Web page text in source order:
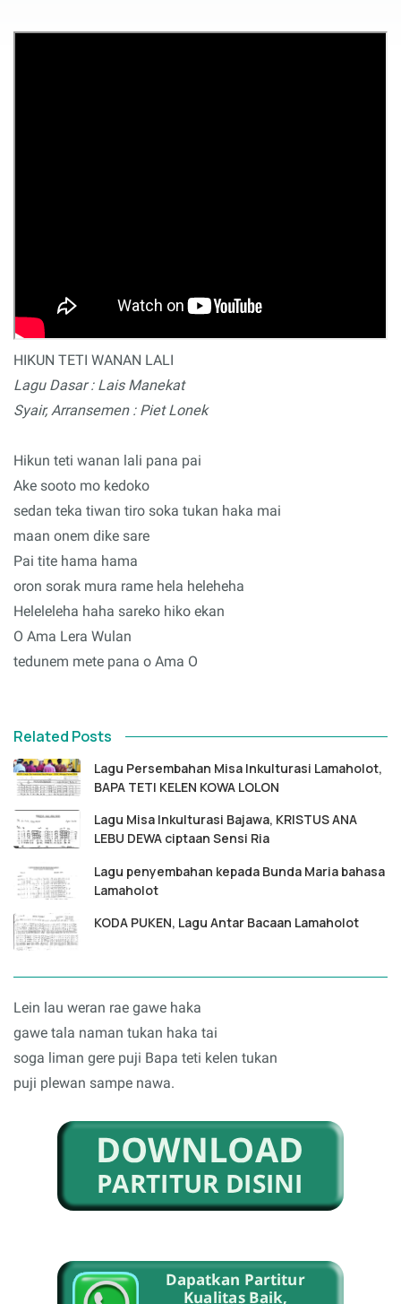
HIKUN TETI WANAN LALI
Lagu Dasar : Lais Manekat
Syair, Arransemen : Piet Lonek
Hikun teti wanan lali pana pai
Ake sooto mo kedoko
sedan teka tiwan tiro soka tukan haka mai
maan onem dike sare
Pai tite hama hama
oron sorak mura rame hela heleheha
Heleleleha haha sareko hiko ekan
O Ama Lera Wulan
tedunem mete pana o Ama O
Related Posts
Lagu Persembahan Misa Inkulturasi Lamaholot,
BAPA TETI KELEN KOWA LOLON
Lagu Misa Inkulturasi Bajawa, KRISTUS ANA
LEBU DEWA ciptaan Sensi Ria
Lagu penyembahan kepada Bunda Maria bahasa
Lamaholot
KODA PUKEN, Lagu Antar Bacaan Lamaholot
Lein lau weran rae gawe haka
gawe tala naman tukan haka tai
soga liman gere puji Bapa teti kelen tukan
puji plewan sampe nawa.